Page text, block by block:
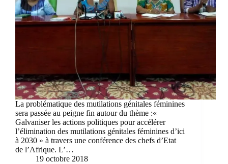
La problématique des mutilations génitales féminines
sera passée au peigne fin autour du thème :«
Galvaniser les actions politiques pour accélérer
l’élimination des mutilations génitales féminines d’ici
à 2030 » à travers une conférence des chefs d’Etat
de l’Afrique. L’…
19 octobre 2018